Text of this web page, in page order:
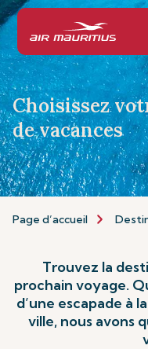
Choisissez
de vacances
Page d’accueil
Trouvez la
prochain voyage.
d’une escapade à
ville, nous avons